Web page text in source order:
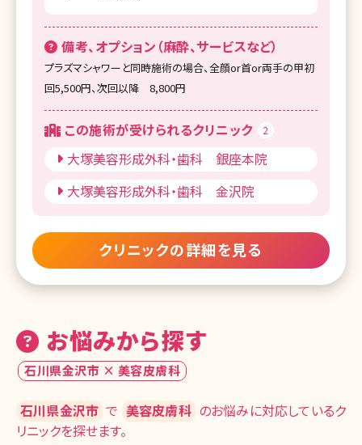
備考、オプション（麻酔、サービスなど）
プラズマシャワーと同時施術の場合、全顔or首or両手の甲初
回5,500円、次回以降 8,800円
この施術が受けられるクリニック 2
大塚美容形成外科・歯科 銀座本院
大塚美容形成外科・歯科 金沢院
クリニックの詳細を見る
お悩みから探す
石川県金沢市 × 美容皮膚科
石川県金沢市 で 美容皮膚科 のお悩みに対応しているク
リニックを探せます。